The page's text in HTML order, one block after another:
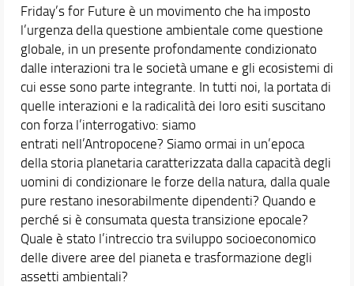
Friday’s for Future è un movimento che ha imposto
l’urgenza della questione ambientale come questione
globale, in un presente profondamente condizionato
dalle interazioni tra le società umane e gli ecosistemi di
cui esse sono parte integrante. In tutti noi, la portata di
quelle interazioni e la radicalità dei loro esiti suscitano
con forza l’interrogativo: siamo
entrati nell’Antropocene? Siamo ormai in un’epoca
della storia planetaria caratterizzata dalla capacità degli
uomini di condizionare le forze della natura, dalla quale
pure restano inesorabilmente dipendenti? Quando e
perché si è consumata questa transizione epocale?
Quale è stato l’intreccio tra sviluppo socioeconomico
delle divere aree del pianeta e trasformazione degli
assetti ambientali?